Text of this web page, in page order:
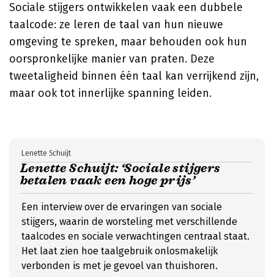
Sociale stijgers ontwikkelen vaak een dubbele
taalcode: ze leren de taal van hun nieuwe
omgeving te spreken, maar behouden ook hun
oorspronkelijke manier van praten. Deze
tweetaligheid binnen één taal kan verrijkend zijn,
maar ook tot innerlijke spanning leiden.
Lenette Schuijt: ‘Sociale stijgers
betalen vaak een hoge prijs’
Lenette Schuijt
Een interview over de ervaringen van sociale
stijgers, waarin de worsteling met verschillende
taalcodes en sociale verwachtingen centraal staat.
Het laat zien hoe taalgebruik onlosmakelijk
verbonden is met je gevoel van thuishoren.